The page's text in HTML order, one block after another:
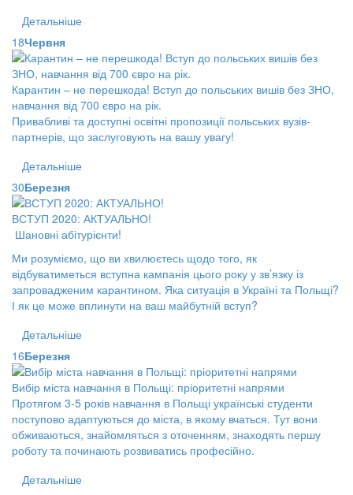
Детальніше
18Червня
Карантин – не перешкода! Вступ до польських вишів без ЗНО,
навчання від 700 євро на рік.
Привабливі та доступні освітні пропозиції польських вузів-
партнерів, що заслуговують на вашу увагу!
Детальніше
30Березня
ВСТУП 2020: АКТУАЛЬНО!
Шановні абітурієнти!
Ми розуміємо, що ви хвилюєтесь щодо того, як
відбуватиметься вступна кампанія цього року у зв’язку із
запровадженим карантином. Яка ситуація в Україні та Польщі?
І як це може вплинути на ваш майбутній вступ?
Детальніше
16Березня
Вибір міста навчання в Польщі: пріоритетні напрями
Протягом 3-5 років навчання в Польщі українські студенти
поступово адаптуються до міста, в якому вчаться. Тут вони
обживаються, знайомляться з оточенням, знаходять першу
роботу та починають розвиватись професійно.
Детальніше